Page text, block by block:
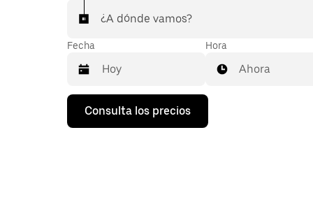
¿A dónde vamos?
Fecha
Pulsa
flecha
Hora
Ahora
Consulta los precios